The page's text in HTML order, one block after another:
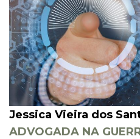
Jessica Vieira dos
ADVOGADA NA